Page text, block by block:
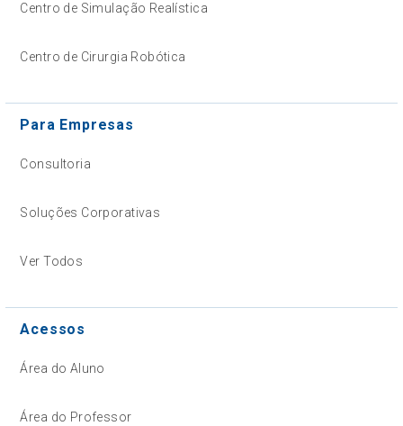
Centro de Simulação Realística
Centro de Cirurgia Robótica
Para Empresas
Consultoria
Soluções Corporativas
Ver Todos
Acessos
Área do Aluno
Área do Professor